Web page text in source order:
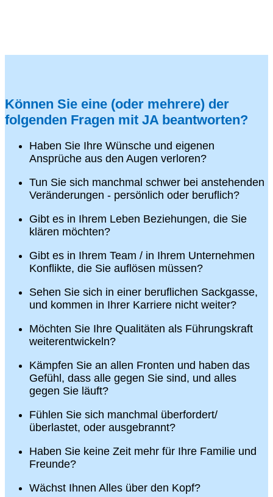
Können Sie eine (oder mehrere) der
folgenden Fragen mit JA beantworten?
Haben Sie Ihre Wünsche und eigenen
Ansprüche aus den Augen verloren?
Tun Sie sich manchmal schwer bei anstehenden
Veränderungen - persönlich oder beruflich?
Gibt es in Ihrem Leben Beziehungen, die Sie
klären möchten?
Gibt es in Ihrem Team / in Ihrem Unternehmen
Konflikte, die Sie auflösen müssen?
Sehen Sie sich in einer beruflichen Sackgasse,
und kommen in Ihrer Karriere nicht weiter?
Möchten Sie Ihre Qualitäten als Führungskraft
weiterentwickeln?
Kämpfen Sie an allen Fronten und haben das
Gefühl, dass alle gegen Sie sind, und alles
gegen Sie läuft?
Fühlen Sie sich manchmal überfordert/
überlastet, oder ausgebrannt?
Haben Sie keine Zeit mehr für Ihre Familie und
Freunde?
Wächst Ihnen Alles über den Kopf?